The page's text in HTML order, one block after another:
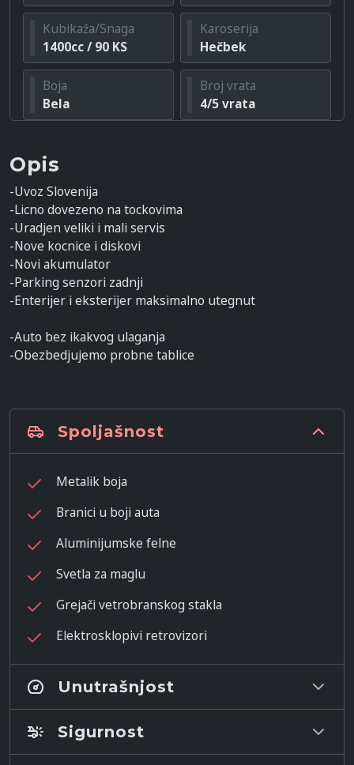
Kubikaža/Snaga
1400cc / 90 KS
Karoserija
Hečbek
Boja
Bela
Broj vrata
4/5 vrata
Opis
-Uvoz Slovenija
-Licno dovezeno na tockovima
-Uradjen veliki i mali servis
-Nove kocnice i diskovi
-Novi akumulator
-Parking senzori zadnji
-Enterijer i eksterijer maksimalno utegnut
-Auto bez ikakvog ulaganja
-Obezbedjujemo probne tablice
Spoljašnost
Metalik boja
Branici u boji auta
Aluminijumske felne
Svetla za maglu
Grejači vetrobranskog stakla
Elektrosklopivi retrovizori
Unutrašnjost
Sigurnost